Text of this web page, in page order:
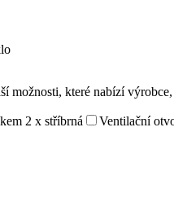
možnosti, které nabízí
2 x stříbrná Ventilační